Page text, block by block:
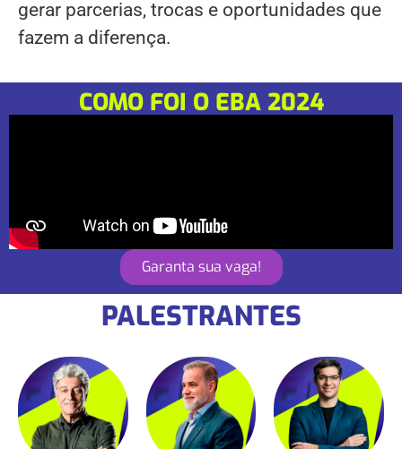
gerar parcerias, trocas e oportunidades que
fazem a diferença.
COMO FOI O EBA 2024
Garanta sua vaga!
PALESTRANTES